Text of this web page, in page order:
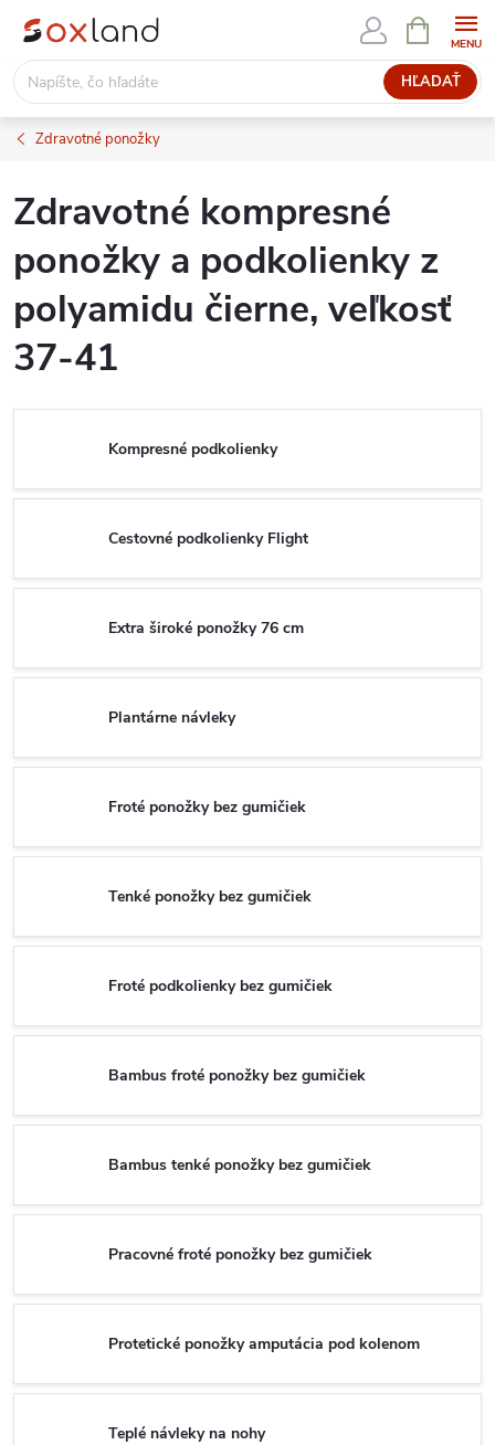
Prejsť
obsah
HĽADAŤ
KOŠÍK
Zdravotné ponožky
Zdravotné kompresné
ponožky a podkolienky z
polyamidu čierne, veľkosť
37-41
Kompresné podkolienky
Cestovné podkolienky Flight
Extra široké ponožky 76 cm
Plantárne návleky
Froté ponožky bez gumičiek
Tenké ponožky bez gumičiek
Froté podkolienky bez gumičiek
Bambus froté ponožky bez gumičiek
Bambus tenké ponožky bez gumičiek
Pracovné froté ponožky bez gumičiek
Protetické ponožky amputácia pod kolenom
Teplé návleky na nohy